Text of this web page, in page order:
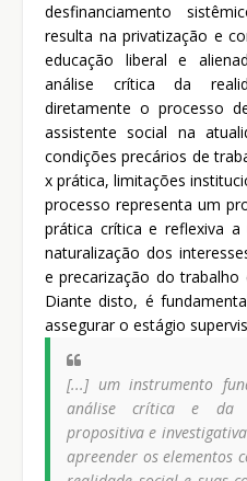
desfinanciamento
resulta na privatização e
educação liberal e
análise crítica da
diretamente o processo
assistente social na
condições precários de
x prática, limitações
processo representa um
prática crítica e reflexiva
naturalização dos
e precarização do
Diante disto, é
assegurar o estágio
[...] um instrumento
análise crítica e da
propositiva e
apreender os elementos